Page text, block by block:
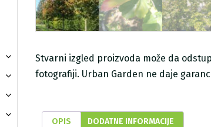
Stvarni izgled proizvoda može da
fotografiji. Urban Garden ne daje
OPIS DODATNE INFORMACIJE